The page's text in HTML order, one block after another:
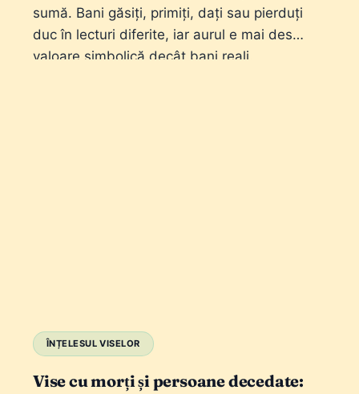
sumă. Bani găsiți, primiți, dați sau pierduți
duc în lecturi diferite, iar aurul e mai des
valoare simbolică decât bani reali.
ÎNȚELESUL VISELOR
Vise cu morți și persoane decedate: